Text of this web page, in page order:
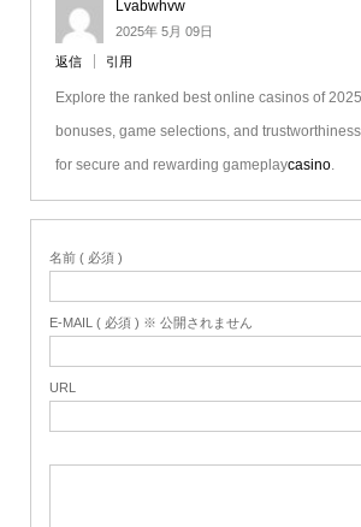
Lvabwhvw
2025年 5月 09日
返信 引用
Explore the ranked best online casinos of
bonuses, game selections, and
for secure and rewarding gameplaycasino.
名前 ( 必須 )
E-MAIL ( 必須 ) ※ 公開されません
URL